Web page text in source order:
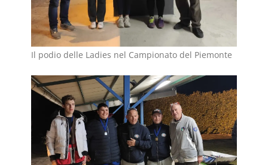
Il podio delle Ladies nel Campionato del Piemonte